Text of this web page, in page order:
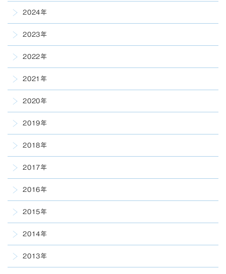
2024年
2023年
2022年
2021年
2020年
2019年
2018年
2017年
2016年
2015年
2014年
2013年